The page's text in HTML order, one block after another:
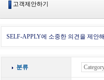
고객제안하기
SELF-APPLY에 소중한 의견을 제안
분류